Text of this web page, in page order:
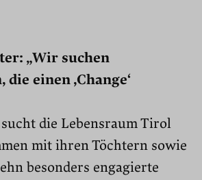
„Wir suchen
einen ,Change‘
die Lebensraum Tirol
mit ihren Töchtern sowie
besonders engagierte